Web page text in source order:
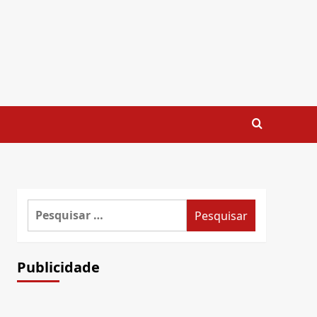
Pesquisar
Publicidade